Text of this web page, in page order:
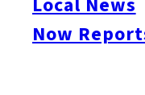
Now